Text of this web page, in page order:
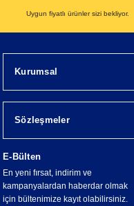
Uygun fiyatlı ürünler sizi bekliyor.
Kurumsal
Sözleşmeler
E-Bülten
En yeni fırsat, indirim ve
kampanyalardan haberdar olmak
için bültenimize kayıt olabilirsiniz.